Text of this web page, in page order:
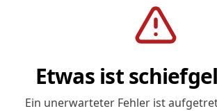
Etwas ist
Ein unerwarteter Fehler ist